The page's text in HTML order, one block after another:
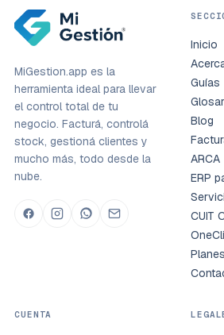
MiGestion.app es la
herramienta ideal para llevar
el control total de tu
negocio. Facturá, controlá
stock, gestioná clientes y
mucho más, todo desde la
nube.
Inicio
Guías
Blog
ARCA
ERP
CUIT
Planes
CUENTA